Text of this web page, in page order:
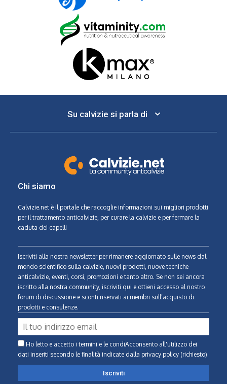
Su calvizie si parla di
Chi siamo
Calvizie.net è il portale che raccoglie informazioni sui migliori prodotti
per il trattamento anticalvizie, per curare la calvizie e per fermare la
caduta dei capelli
Iscriviti alla nostra newsletter per rimanere aggiornato sulle news dal
mondo scientifico sulla calvizie, nuovi prodotti, nuove tecniche
anticalvizie, eventi, corsi, promozioni e tanto altro. Se non sei ancora
iscritto alla nostra community, iscriviti qui e ottieni accesso al nostro
forum di discussione e sconti riservati ai membri sull’acquisto di
prodotti e consulenze.
Ho letto e accetto i termini e le condiAcconsento all'utilizzo dei
dati inseriti secondo le finalità indicate dalla privacy policy (richiesto)